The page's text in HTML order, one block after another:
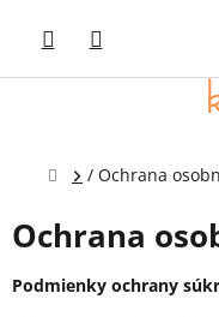
obsah
Domov
/ Ochrana
Ochrana
Podmienky ochrany